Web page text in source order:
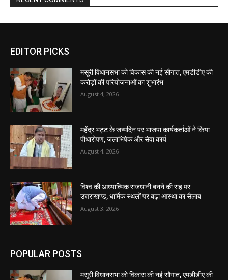
EDITOR PICKS
मसूरी विधानसभा को विकास की नई सौगात, एमडीडीए की
करोड़ों की परियोजनाओं का शुभारंभ
August 4, 2026
महेंद्र भट्ट के जन्मदिन पर भाजपा कार्यकर्ताओं ने किया
पौधारोपण, जलाभिषेक और सेवा कार्य
August 4, 2026
विश्व की आध्यात्मिक राजधानी बनने की राह पर
उत्तराखण्ड, धार्मिक स्थलों पर बढ़ा आस्था का सैलाब
August 3, 2026
POPULAR POSTS
मसूरी विधानसभा को विकास की नई सौगात, एमडीडीए की